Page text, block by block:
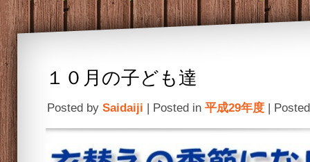
１０月の子ども達
Posted by Saidaiji | Posted in 平成29年度 |